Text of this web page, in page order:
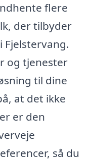
flere
der tilbyder
Fjelstervang.
og tjenester
til dine
at det ikke
er den
så du